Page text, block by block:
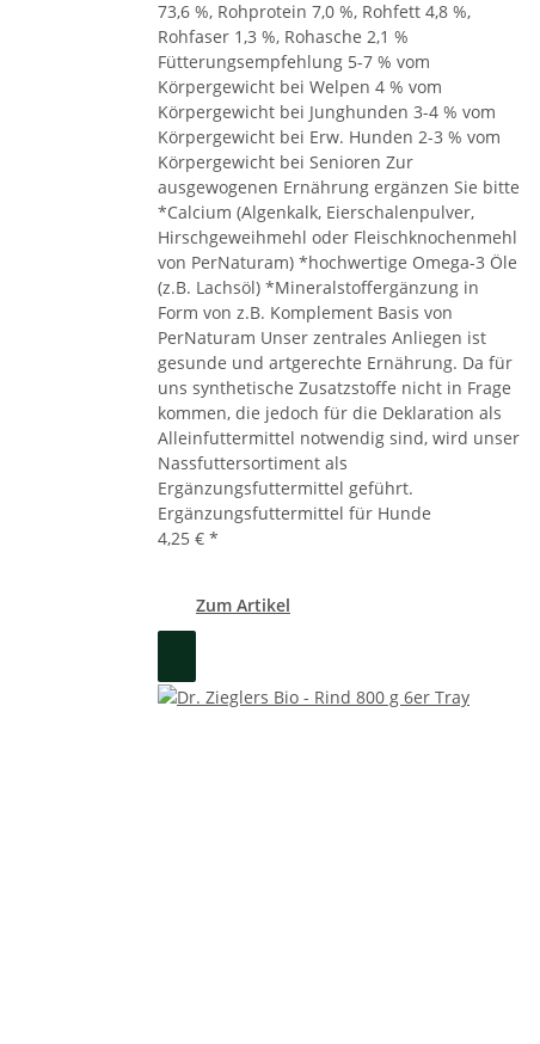
73,6 %, Rohprotein 7,0 %, Rohfett 4,8 %,
Rohfaser 1,3 %, Rohasche 2,1 %
Fütterungsempfehlung 5-7 % vom
Körpergewicht bei Welpen 4 % vom
Körpergewicht bei Junghunden 3-4 % vom
Körpergewicht bei Erw. Hunden 2-3 % vom
Körpergewicht bei Senioren Zur
ausgewogenen Ernährung ergänzen Sie bitte
*Calcium (Algenkalk, Eierschalenpulver,
Hirschgeweihmehl oder Fleischknochenmehl
von PerNaturam) *hochwertige Omega-3 Öle
(z.B. Lachsöl) *Mineralstoffergänzung in
Form von z.B. Komplement Basis von
PerNaturam Unser zentrales Anliegen ist
gesunde und artgerechte Ernährung. Da für
uns synthetische Zusatzstoffe nicht in Frage
kommen, die jedoch für die Deklaration als
Alleinfuttermittel notwendig sind, wird unser
Nassfuttersortiment als
Ergänzungsfuttermittel geführt.
Ergänzungsfuttermittel für Hunde
4,25 € *
Zum Artikel